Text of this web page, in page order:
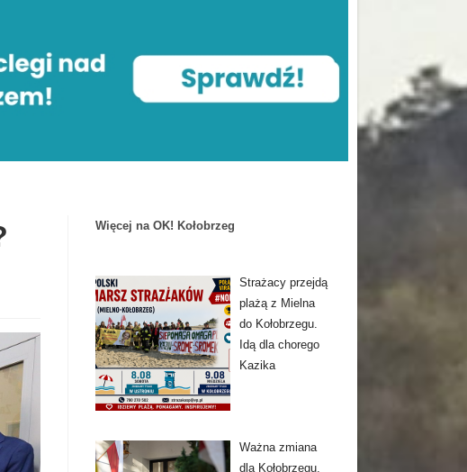
Więcej na OK! Kołobrzeg
Strażacy przejdą
plażą z Mielna
do Kołobrzegu.
Idą dla chorego
Kazika
Ważna zmiana
dla Kołobrzegu.